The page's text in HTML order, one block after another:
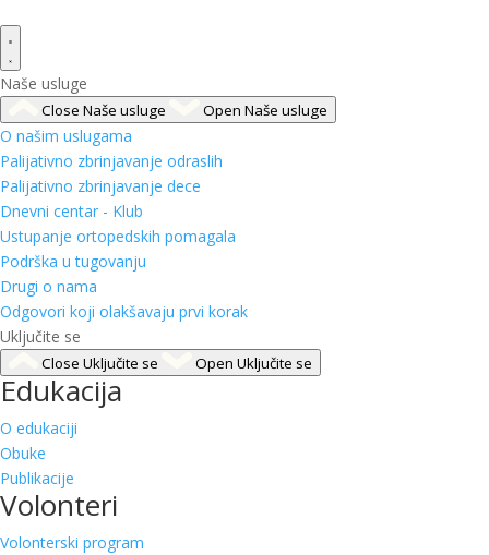
Naše usluge
Close Naše usluge Open Naše usluge
O našim uslugama
Palijativno zbrinjavanje odraslih
Palijativno zbrinjavanje dece
Dnevni centar - Klub
Ustupanje ortopedskih pomagala
Podrška u tugovanju
Drugi o nama
Odgovori koji olakšavaju prvi korak
Uključite se
Close Uključite se Open Uključite se
Edukacija
O edukaciji
Obuke
Publikacije
Volonteri
Volonterski program